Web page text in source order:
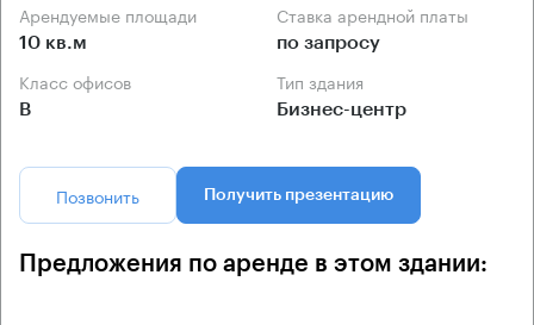
Арендуемые площади
10 кв.м
Ставка арендной платы
по запросу
Класс офисов
B
Тип здания
Бизнес-центр
Позвонить Получить презентацию
Предложения по аренде в этом здании: